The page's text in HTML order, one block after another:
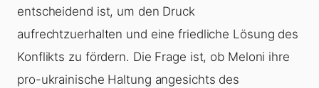
entscheidend ist, um den Druck
aufrechtzuerhalten und eine friedliche Lösung des
Konflikts zu fördern. Die Frage ist, ob Meloni ihre
pro-ukrainische Haltung angesichts des